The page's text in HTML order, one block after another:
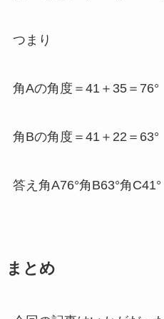
つまり
角Aの角度＝41＋35＝76°
角Bの角度＝41＋22＝63°
答え角A76°角B63°角C41°
まとめ